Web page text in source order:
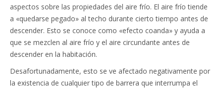
aspectos sobre las propiedades del aire frío. El aire frío tiende
a «quedarse pegado» al techo durante cierto tiempo antes de
descender. Esto se conoce como «efecto coanda» y ayuda a
que se mezclen al aire frío y el aire circundante antes de
descender en la habitación.
Desafortunadamente, esto se ve afectado negativamente por
la existencia de cualquier tipo de barrera que interrumpa el